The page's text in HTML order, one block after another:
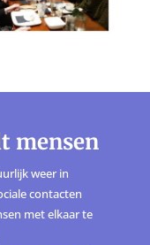
mensen
weer in
contacten
met elkaar te